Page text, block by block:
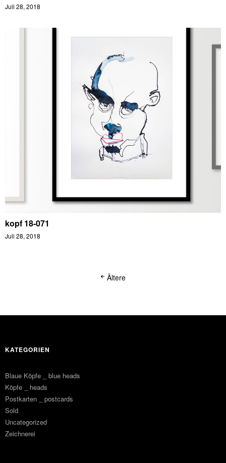
Juli 28, 2018
kopf 18-071
Juli 28, 2018
Ältere
KATEGORIEN
Blaue Köpfe _ blue heads
Köpfe _ heads
Postkarten _ postcards
Sold
Uncategorized
Zeichnerei